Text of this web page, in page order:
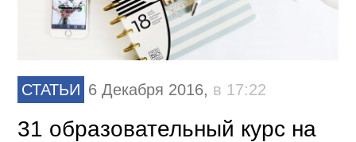
СТАТЬИ 6 Декабря 2016, в 17:22
31 образовательный курс на